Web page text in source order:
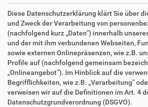
Diese Datenschutzerklärung klärt Sie über
und Zweck der Verarbeitung von
(nachfolgend kurz „Daten“) innerhalb
und der mit ihm verbundenen Webseiten,
sowie externen Onlinepräsenzen, wie z.B.
Profile auf (nachfolgend gemeinsam
„Onlineangebot“). Im Hinblick auf die
Begrifflichkeiten, wie z.B. „Verarbeitung“
verweisen wir auf die Definitionen im Art. 4
Datenschutzgrundverordnung (DSGVO).